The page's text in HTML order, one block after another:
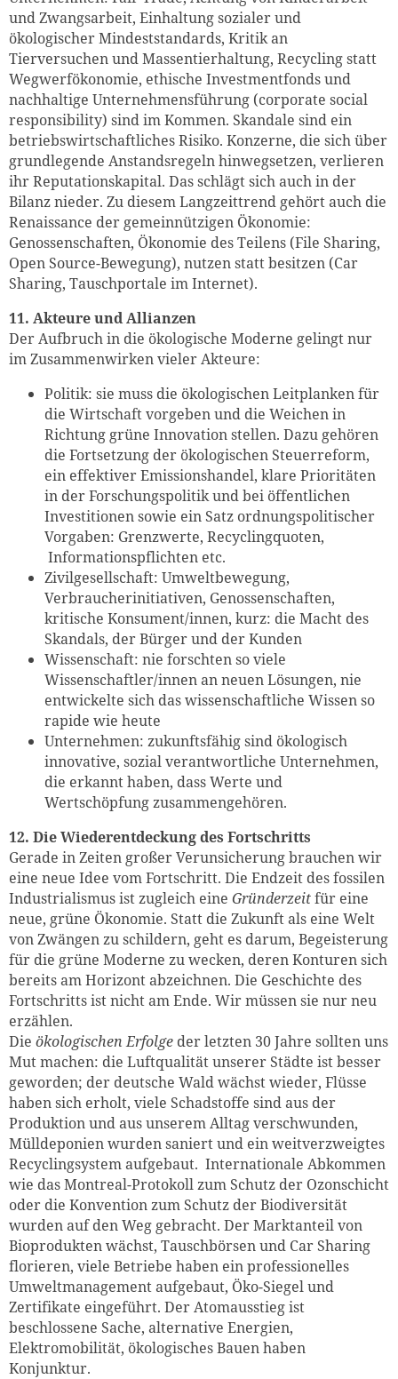
und Zwangsarbeit, Einhaltung sozialer und
ökologischer Mindeststandards, Kritik an
Tierversuchen und Massentierhaltung, Recycling statt
Wegwerfökonomie, ethische Investmentfonds und
nachhaltige Unternehmensführung (corporate social
responsibility) sind im Kommen. Skandale sind ein
betriebswirtschaftliches Risiko. Konzerne, die sich über
grundlegende Anstandsregeln hinwegsetzen, verlieren
ihr Reputationskapital. Das schlägt sich auch in der
Bilanz nieder. Zu diesem Langzeittrend gehört auch die
Renaissance der gemeinnützigen Ökonomie:
Genossenschaften, Ökonomie des Teilens (File Sharing,
Open Source-Bewegung), nutzen statt besitzen (Car
Sharing, Tauschportale im Internet).
11. Akteure und Allianzen
Der Aufbruch in die ökologische Moderne gelingt nur
im Zusammenwirken vieler Akteure:
Politik: sie muss die ökologischen Leitplanken für
die Wirtschaft vorgeben und die Weichen in
Richtung grüne Innovation stellen. Dazu gehören
die Fortsetzung der ökologischen Steuerreform,
ein effektiver Emissionshandel, klare Prioritäten
in der Forschungspolitik und bei öffentlichen
Investitionen sowie ein Satz ordnungspolitischer
Vorgaben: Grenzwerte, Recyclingquoten,
Informationspflichten etc.
Zivilgesellschaft: Umweltbewegung,
Verbraucherinitiativen, Genossenschaften,
kritische Konsument/innen, kurz: die Macht des
Skandals, der Bürger und der Kunden
Wissenschaft: nie forschten so viele
Wissenschaftler/innen an neuen Lösungen, nie
entwickelte sich das wissenschaftliche Wissen so
rapide wie heute
Unternehmen: zukunftsfähig sind ökologisch
innovative, sozial verantwortliche Unternehmen,
die erkannt haben, dass Werte und
Wertschöpfung zusammengehören.
12. Die Wiederentdeckung des Fortschritts
Gerade in Zeiten großer Verunsicherung brauchen wir
eine neue Idee vom Fortschritt. Die Endzeit des fossilen
Industrialismus ist zugleich eine Gründerzeitfür eine
neue, grüne Ökonomie. Statt die Zukunft als eine Welt
von Zwängen zu schildern, geht es darum, Begeisterung
für die grüne Moderne zu wecken, deren Konturen sich
bereits am Horizont abzeichnen. Die Geschichte des
Fortschritts ist nicht am Ende. Wir müssen sie nur neu
erzählen.
Die ökologischen Erfolge der letzten 30 Jahre sollten uns
Mut machen: die Luftqualität unserer Städte ist besser
geworden; der deutsche Wald wächst wieder, Flüsse
haben sich erholt, viele Schadstoffe sind aus der
Produktion und aus unserem Alltag verschwunden,
Mülldeponien wurden saniert und ein weitverzweigtes
Recyclingsystem aufgebaut. Internationale Abkommen
wie das Montreal-Protokoll zum Schutz der Ozonschicht
oder die Konvention zum Schutz der Biodiversität
wurden auf den Weg gebracht. Der Marktanteil von
Bioprodukten wächst, Tauschbörsen und Car Sharing
florieren, viele Betriebe haben ein professionelles
Umweltmanagement aufgebaut, Öko-Siegel und
Zertifikate eingeführt. Der Atomausstieg ist
beschlossene Sache, alternative Energien,
Elektromobilität, ökologisches Bauen haben
Konjunktur.